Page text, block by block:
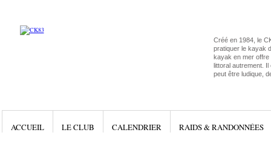
Créé en 1984, le
pratiquer le kayak
kayak en mer offre
littoral autrement.
peut être ludique,
ACCUEIL LE CLUB CALENDRIER RAIDS & RANDONNÉES